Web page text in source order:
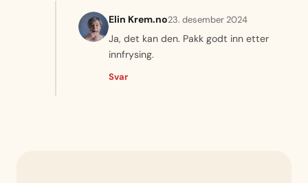
Elin Krem.no23. desember 2024
Ja, det kan den. Pakk godt inn etter
innfrysing.
Svar